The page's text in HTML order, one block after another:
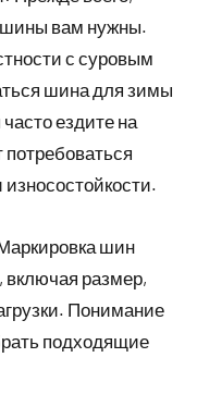
шины вам нужны.
с суровым
шина для зимы
ездите на
шин
размер,
Понимание
подходящие